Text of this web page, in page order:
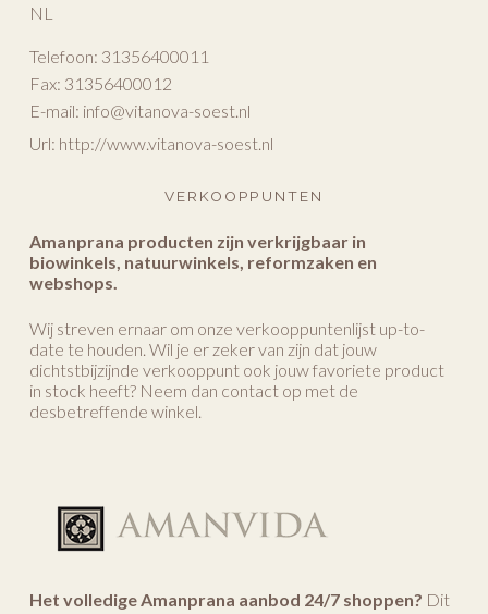
NL
Telefoon: 31356400011
Fax: 31356400012
E-mail: info@vitanova-soest.nl
Url: http://www.vitanova-soest.nl
VERKOOPPUNTEN
Amanprana producten zijn verkrijgbaar in
biowinkels, natuurwinkels, reformzaken en
webshops.
Wij streven ernaar om onze verkooppuntenlijst up-to-
date te houden. Wil je er zeker van zijn dat jouw
dichtstbijzijnde verkooppunt ook jouw favoriete product
in stock heeft? Neem dan contact op met de
desbetreffende winkel.
Het volledige Amanprana aanbod 24/7 shoppen? Dit